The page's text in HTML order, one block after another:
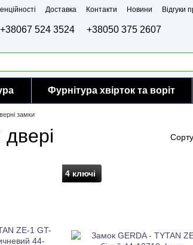
Доставка Контакти Новини Відгуки
+38067 524 3524 +38050 375 2607
Фурнітура хвірток та воріт
замки
4 ключі